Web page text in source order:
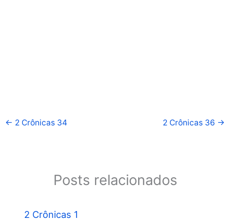
← 2 Crônicas 34 2 Crônicas 36 →
Posts relacionados
2 Crônicas 1